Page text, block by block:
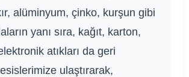
alüminyum, çinko, kurşun gibi
yanı sıra, kağıt, karton,
atıkları da geri
ulaştırarak,